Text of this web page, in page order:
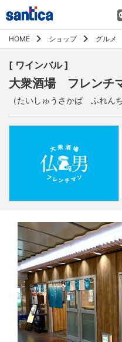
HOME ショップ グルメ
[ ワインバル ]
大衆酒場 フレンチ
（たいしゅうさかば ふれんち